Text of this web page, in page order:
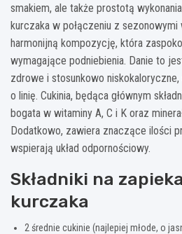
smakiem, ale także prostotą
kurczaka w połączeniu z
harmonijną kompozycję, która
wymagające podniebienia. Danie to
zdrowe i stosunkowo
o linię. Cukinia, będąca głównym
bogata w witaminy A, C i K oraz
Dodatkowo, zawiera znaczące ilości
wspierają układ odpornościowy.
Składniki na
kurczaka
2 średnie cukinie (najlepiej młode, o